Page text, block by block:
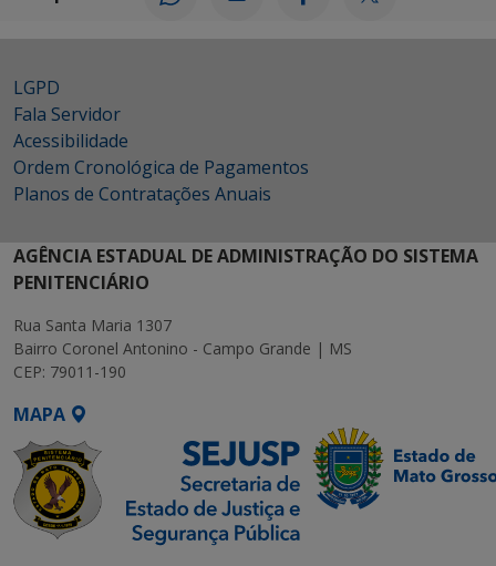
LGPD
Fala Servidor
Acessibilidade
Ordem Cronológica de Pagamentos
Planos de Contratações Anuais
AGÊNCIA ESTADUAL DE ADMINISTRAÇÃO DO SISTEMA
PENITENCIÁRIO
Rua Santa Maria 1307
Bairro Coronel Antonino - Campo Grande | MS
CEP: 79011-190
MAPA